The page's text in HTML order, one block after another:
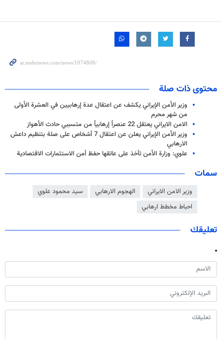
محتوى ذات صلة
وزير الأمن الإيراني يكشف عن اعتقال عدة إرهابيين في العشرة الأولى
من شهر محرم
الامن الايراني يعتقل 22 عنصراً إرهابياً من متسببي حادث الأهواز
وزير الأمن الإيراني يعلن عن اعتقال 7 أشخاص على صلة بتنظيم داعش
الارهابي
علوي: وزارة الأمن تأخذ على عاتقها حفظ أمن الاستثمارات الاقتصادية
سمات
وزير الامن الايراني الهجوم الارهابي
سيد محمود علوي
احباط مخطط ارهابي
تعليقك